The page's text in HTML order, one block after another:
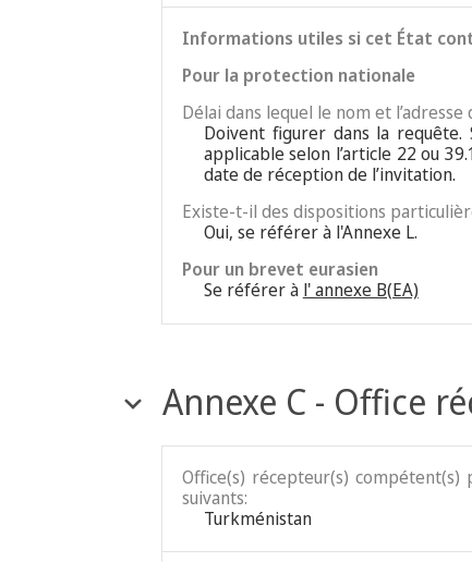
Informations utiles si cet État
Pour la protection nationale
Délai dans lequel le nom et
Doivent figurer dans la requête.
applicable selon l’article 22 ou
date de réception de l’invitation.
Existe-t-il des dispositions
Oui, se référer à l'Annexe L.
Pour un brevet eurasien
Se référer à l' annexe B(EA)
Annexe C - Office
Office(s) récepteur(s)
suivants:
Turkménistan